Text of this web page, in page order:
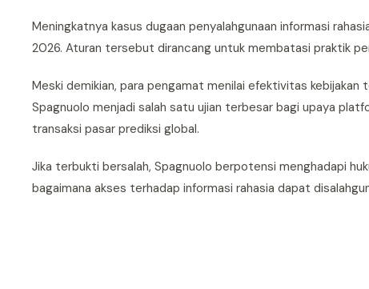
Meningkatnya kasus dugaan penyalahgunaan informasi
2026. Aturan tersebut dirancang untuk membatasi praktik
Meski demikian, para pengamat menilai efektivitas kebijakan
Spagnuolo menjadi salah satu ujian terbesar bagi upaya
transaksi pasar prediksi global.
Jika terbukti bersalah, Spagnuolo berpotensi menghadapi
bagaimana akses terhadap informasi rahasia dapat